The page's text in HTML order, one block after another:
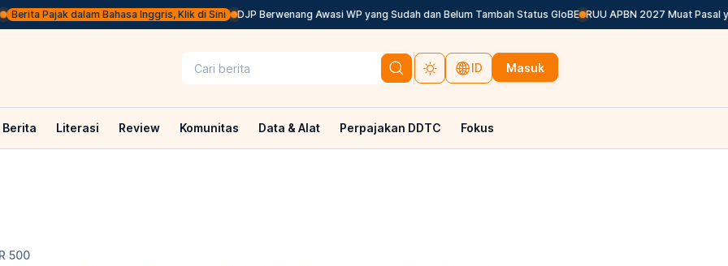
Berita Pajak dalam Bahasa Inggris, Klik di Sini DJP Berwenang Awasi WP yang Sudah dan Belum Tambah Status GloBE RUU APBN 2027 Muat Pasal
ID Masuk
Berita Literasi Review Komunitas Data & Alat Perpajakan DDTC Fokus
500